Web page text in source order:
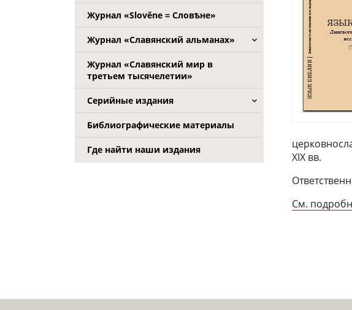
Журнал «Slověne = Словѣне»
Журнал «Славянский альманах»
Журнал «Славянский мир в
третьем тысячелетии»
Серийные издания
Библиографические материалы
Где найти наши издания
XIX вв.
См.